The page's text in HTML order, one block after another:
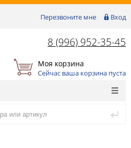
Перезвоните мне Вход
8 (996) 952-35-45
Моя корзина
Сейчас ваша корзина пуста